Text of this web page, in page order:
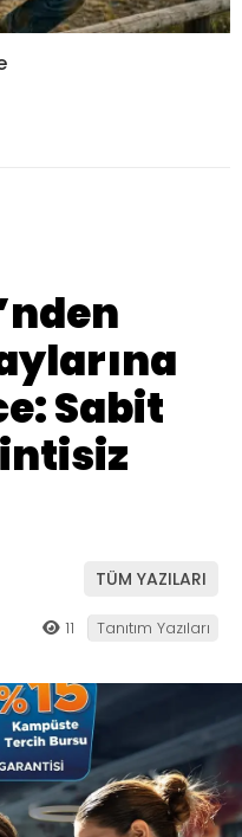
Sabit
TÜM YAZILARI
11 Tanıtım Yazıları